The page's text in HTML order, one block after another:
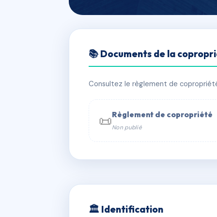
SDC
📍 16-18 RUE FONMORIGNY 58000
📞 Contacter Syndic Digital
📚 Documents de la
Consultez le règlement de
📜Règlement de copropriété
Non publié
🏛 Identification